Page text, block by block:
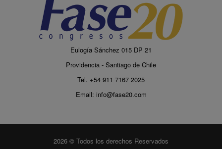
Eulogía Sánchez 015 DP 21
Providencia - Santiago de Chile
Tel. +54 911 7167 2025
Email: info@fase20.com
2026 © Todos los derechos Reservados